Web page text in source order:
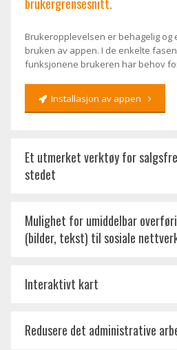
Brukeropplevelsen er behagelig og
bruken av appen. I de enkelte
funksjonene brukeren har behov
Installasjon av appen
Et utmerket verktøy for
stedet
Mulighet for umiddelbar
(bilder, tekst) til sosiale
Interaktivt kart
Redusere det administrative